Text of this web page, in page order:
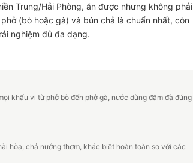
Trung/Hải Phòng, ăn được nhưng không phải
(bò hoặc gà) và bún chả là chuẩn nhất, còn
nghiệm đủ đa dạng.
khẩu vị từ phở bò đến phở gà, nước dùng đậm đà đúng
hòa, chả nướng thơm, khác biệt hoàn toàn so với các